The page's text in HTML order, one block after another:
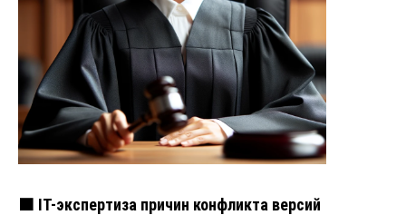
🟧 IT-экспертиза причин конфликта версий